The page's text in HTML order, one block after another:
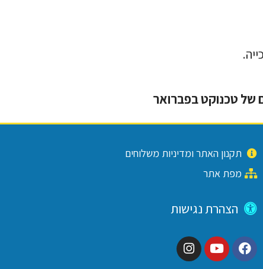
של טכנוקט בפברואר
תקנון האתר ומדיניות משלוחים
מפת אתר
הצהרת נגישות